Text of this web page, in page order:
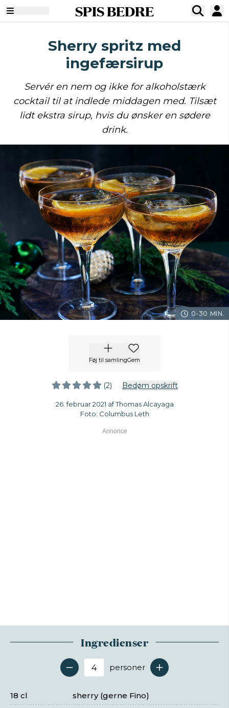
SPIS BEDRE
Sherry spritz med
ingefærsirup
Servér en nem og ikke for alkoholstærk
cocktail til at indlede middagen med. Tilsæt
lidt ekstra sirup, hvis du ønsker en sødere
drink.
0-30 MIN.
Føj til samlingGem
(2) Bedøm opskrift
26. februar 2021 af Thomas Alcayaga
Foto: Columbus Leth
Ingredienser
Antal serveringer
personer
sherry (gerne Fino)
18 cl